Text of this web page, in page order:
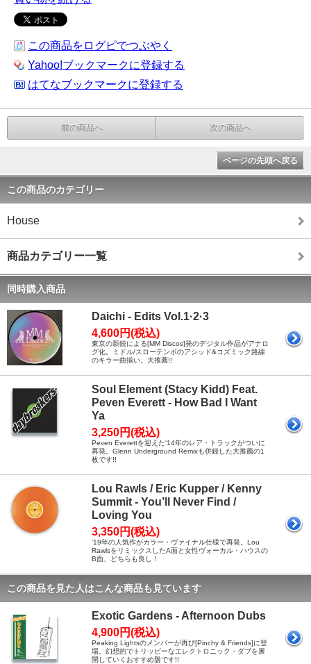
この商品をログピでつぶやく
Yahoo!ブックマークに登録する
はてなブックマークに登録する
前の商品へ 次の商品へ
ページの先頭へ戻る
この商品のカテゴリー
House
商品カテゴリー一覧
同時購入商品
Daichi - Edits Vol.1·2·3
4,600円(税込)
東京の新鋭による[MM Discos]発のデジタル作品がアナロ
グ化。ミドル/スローテンポのアシッド&コズミック路線
のキラー曲揃い。大推薦!!
Soul Element (Stacy Kidd) Feat.
Peven Everett - How Bad I Want
Ya
3,250円(税込)
Peven Everettを迎えた'14年のレア・トラックがついに
再発。Glenn Underground Remixも併録した大推薦の1
枚です!!
Lou Rawls / Eric Kupper / Kenny
Summit - You’ll Never Find /
Loving You
3,350円(税込)
'19年の人気作がカラー・ヴァイナル仕様で再発。Lou
RawlsをリミックスしたA面と女性ヴォーカル・ハウスの
B面、どちらも良し！
この商品を見た人はこんな商品も見ています
Exotic Gardens - Afternoon Dubs
4,900円(税込)
Peaking Lightsのメンバーが再び[Pinchy & Friends]に登
場。幻想的でトリッピーなエレクトロニック・ダブを展
開していくおすすめ盤です!!